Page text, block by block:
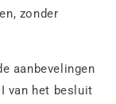
zonder
aanbevelingen
van het besluit